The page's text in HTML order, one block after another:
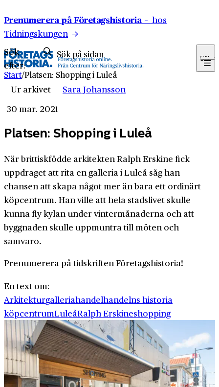
Prenumerera på Företagshistoria – hos
Tidningskungen
Sök
efter:
Sök
Start/Platsen: Shopping i Luleå
Ur arkivet
Sara Johansson
30 mar. 2021
Platsen: Shopping i Luleå
När brittiskfödde arkitekten Ralph Erskine fick
uppdraget att rita en galleria i Luleå såg han
chansen att skapa något mer än bara ett ordinärt
köpcentrum. Han ville att hela stadslivet skulle
kunna fly kylan under vintermånaderna och att
byggnaden skulle uppmuntra till möten och
samvaro.
Prenumerera på tidskriften Företagshistoria!
En text om:
Arkitekturgalleriahandelhandelns historia
köpcentrumLuleåRalph Erskineshopping